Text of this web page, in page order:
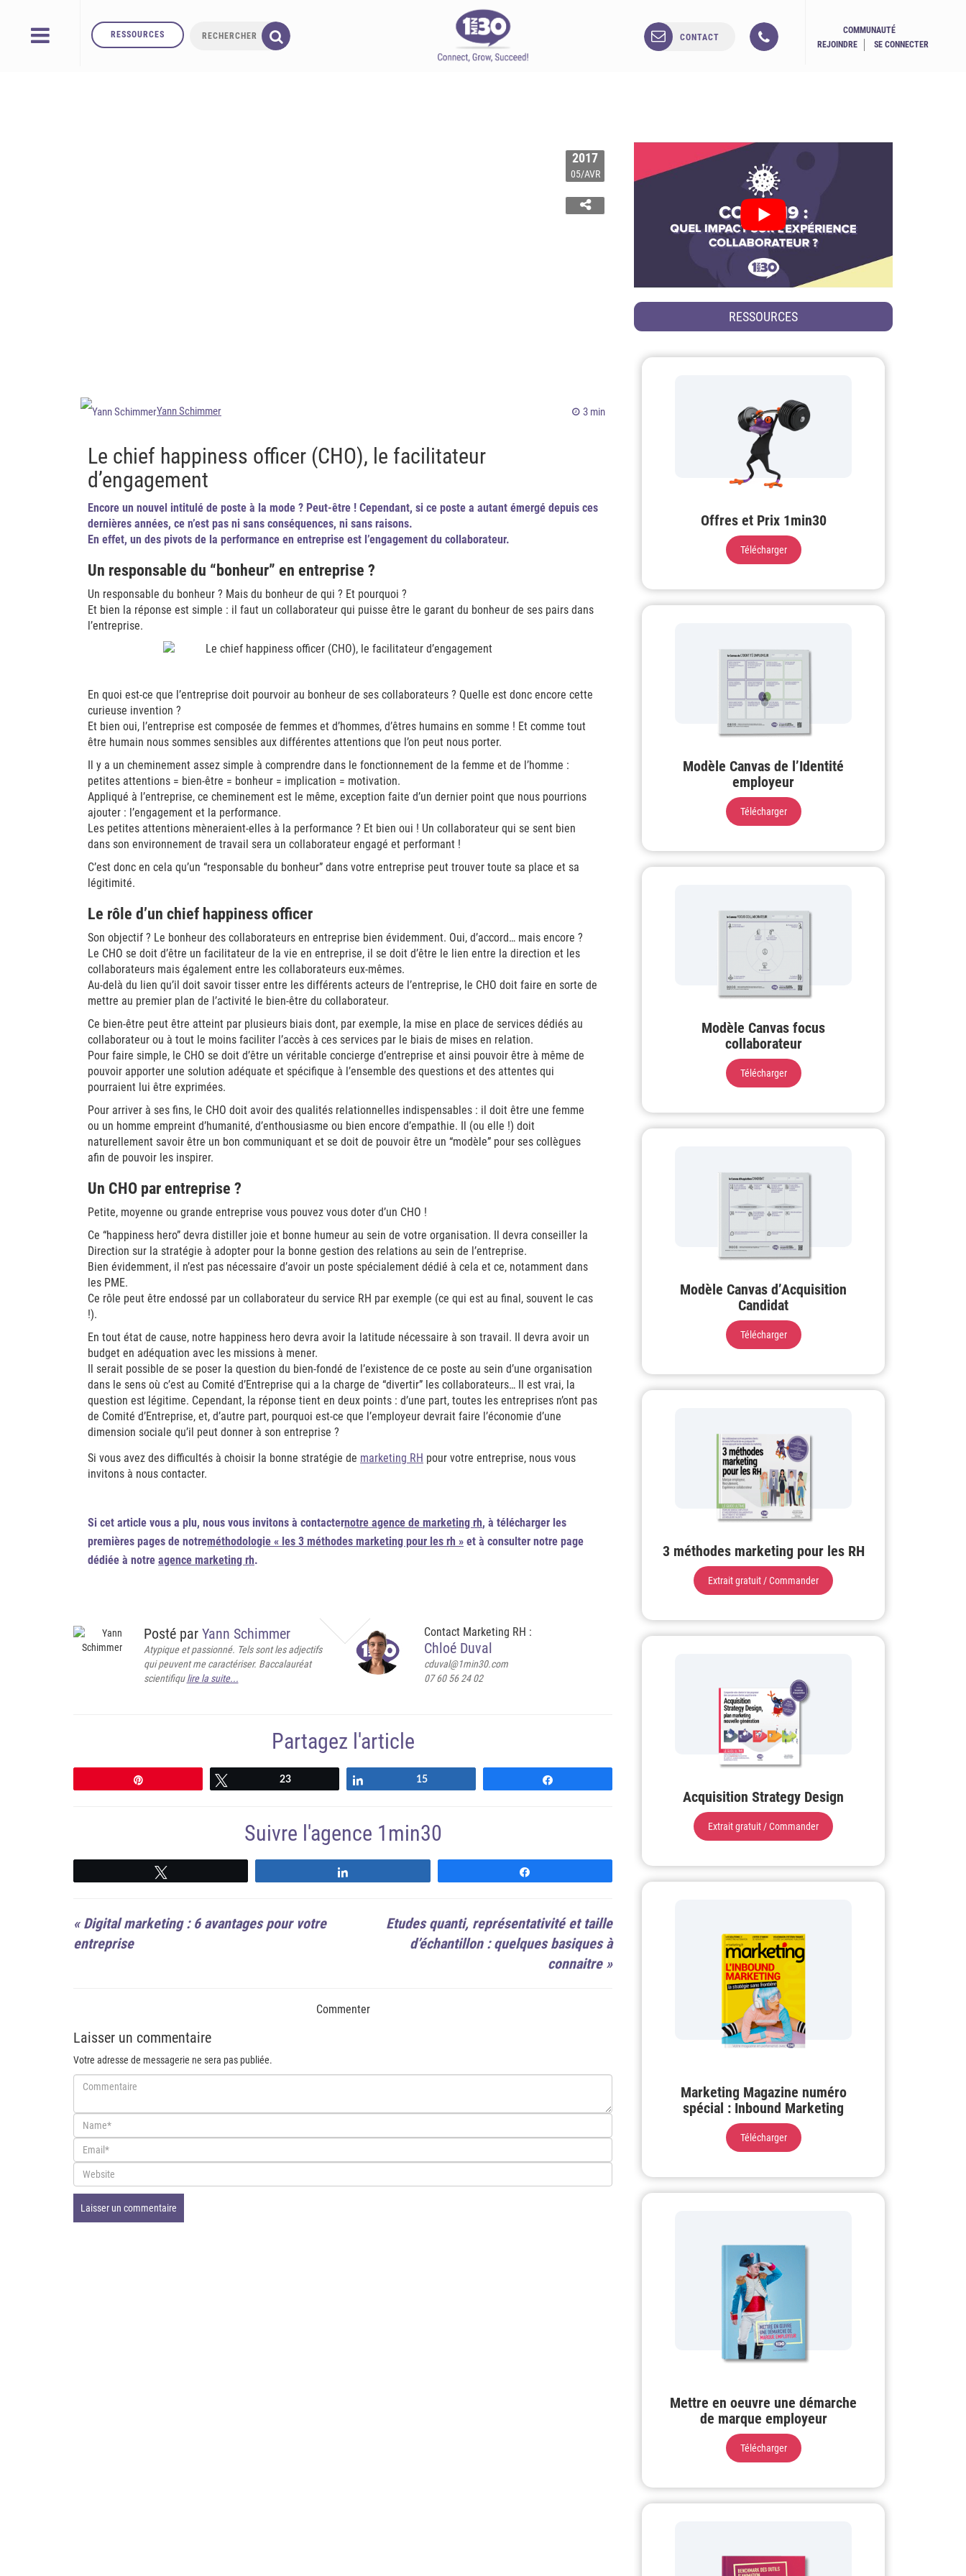
RESSOURCES CONTACT
COMMUNAUTÉ
REJOINDRE
SE CONNECTER
2017
05/AVR
Yann Schimmer 3 min
Le chief happiness officer (CHO), le facilitateur
d’engagement
Encore un nouvel intitulé de poste à la mode ? Peut-être ! Cependant, si ce poste a autant émergé depuis ces
dernières années, ce n’est pas ni sans conséquences, ni sans raisons.
En effet, un des pivots de la performance en entreprise est l’engagement du collaborateur.
Un responsable du “bonheur” en entreprise ?
Un responsable du bonheur ? Mais du bonheur de qui ? Et pourquoi ?
Et bien la réponse est simple : il faut un collaborateur qui puisse être le garant du bonheur de ses pairs dans
l’entreprise.
En quoi est-ce que l’entreprise doit pourvoir au bonheur de ses collaborateurs ? Quelle est donc encore cette
curieuse invention ?
Et bien oui, l’entreprise est composée de femmes et d’hommes, d’êtres humains en somme ! Et comme tout
être humain nous sommes sensibles aux différentes attentions que l’on peut nous porter.
Il y a un cheminement assez simple à comprendre dans le fonctionnement de la femme et de l’homme :
petites attentions = bien-être = bonheur = implication = motivation.
Appliqué à l’entreprise, ce cheminement est le même, exception faite d’un dernier point que nous pourrions
ajouter : l’engagement et la performance.
Les petites attentions mèneraient-elles à la performance ? Et bien oui ! Un collaborateur qui se sent bien
dans son environnement de travail sera un collaborateur engagé et performant !
C’est donc en cela qu’un “responsable du bonheur” dans votre entreprise peut trouver toute sa place et sa
légitimité.
Le rôle d’un chief happiness officer
Son objectif ? Le bonheur des collaborateurs en entreprise bien évidemment. Oui, d’accord… mais encore ?
Le CHO se doit d’être un facilitateur de la vie en entreprise, il se doit d’être le lien entre la direction et les
collaborateurs mais également entre les collaborateurs eux-mêmes.
Au-delà du lien qu’il doit savoir tisser entre les différents acteurs de l’entreprise, le CHO doit faire en sorte de
mettre au premier plan de l’activité le bien-être du collaborateur.
Ce bien-être peut être atteint par plusieurs biais dont, par exemple, la mise en place de services dédiés au
collaborateur ou à tout le moins faciliter l’accès à ces services par le biais de mises en relation.
Pour faire simple, le CHO se doit d’être un véritable concierge d’entreprise et ainsi pouvoir être à même de
pouvoir apporter une solution adéquate et spécifique à l’ensemble des questions et des attentes qui
pourraient lui être exprimées.
Pour arriver à ses fins, le CHO doit avoir des qualités relationnelles indispensables : il doit être une femme
ou un homme empreint d’humanité, d’enthousiasme ou bien encore d’empathie. Il (ou elle !) doit
naturellement savoir être un bon communiquant et se doit de pouvoir être un “modèle” pour ses collègues
afin de pouvoir les inspirer.
Un CHO par entreprise ?
Petite, moyenne ou grande entreprise vous pouvez vous doter d’un CHO !
Ce “happiness hero” devra distiller joie et bonne humeur au sein de votre organisation. Il devra conseiller la
Direction sur la stratégie à adopter pour la bonne gestion des relations au sein de l’entreprise.
Bien évidemment, il n’est pas nécessaire d’avoir un poste spécialement dédié à cela et ce, notamment dans
les PME.
Ce rôle peut être endossé par un collaborateur du service RH par exemple (ce qui est au final, souvent le cas
!).
En tout état de cause, notre happiness hero devra avoir la latitude nécessaire à son travail. Il devra avoir un
budget en adéquation avec les missions à mener.
Il serait possible de se poser la question du bien-fondé de l’existence de ce poste au sein d’une organisation
dans le sens où c’est au Comité d’Entreprise qui a la charge de “divertir” les collaborateurs… Il est vrai, la
question est légitime. Cependant, la réponse tient en deux points : d’une part, toutes les entreprises n’ont pas
de Comité d’Entreprise, et, d’autre part, pourquoi est-ce que l’employeur devrait faire l’économie d’une
dimension sociale qu’il peut donner à son entreprise ?
Si vous avez des difficultés à choisir la bonne stratégie de marketing RH pour votre entreprise, nous vous
invitons à nous contacter.
Si cet article vous a plu, nous vous invitons à contacternotre agence de marketing rh, à télécharger les
premières pages de notreméthodologie « les 3 méthodes marketing pour les rh » et à consulter notre page
dédiée à notre agence marketing rh.
Posté par Yann Schimmer
Atypique et passionné. Tels sont les adjectifs
qui peuvent me caractériser. Baccalauréat
scientifiqulire la suite...
Contact Marketing RH :
Chloé Duval
cduval@1min30.com
07 60 56 24 02
Partagez l'article
23 15
Suivre l'agence 1min30
« Digital marketing : 6 avantages pour votre
entreprise
Etudes quanti, représentativité et taille
d’échantillon : quelques basiques à
connaitre»
Commenter
Laisser un commentaire
Votre adresse de messagerie ne sera pas publiée.
RESSOURCES
Offres et Prix 1min30
Télécharger
Modèle Canvas de l’Identité
employeur
Télécharger
Modèle Canvas focus
collaborateur
Télécharger
Modèle Canvas d’Acquisition
Candidat
Télécharger
3 méthodes marketing pour les RH
Extrait gratuit / Commander
Acquisition Strategy Design
Extrait gratuit / Commander
Marketing Magazine numéro
spécial : Inbound Marketing
Télécharger
Mettre en oeuvre une démarche
de marque employeur
Télécharger